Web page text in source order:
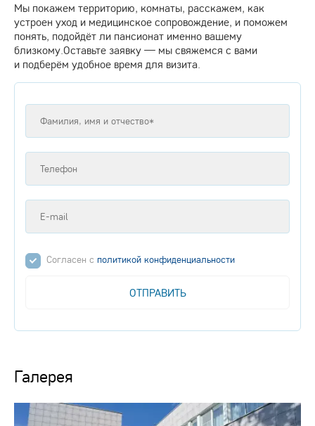
Мы покажем территорию, комнаты, расскажем, как
устроен уход и медицинское сопровождение, и поможем
понять, подойдёт ли пансионат именно вашему
близкому.Оставьте заявку — мы свяжемся с вами
и подберём удобное время для визита.
Согласен с политикой конфиденциальности
ОТПРАВИТЬ
Галерея